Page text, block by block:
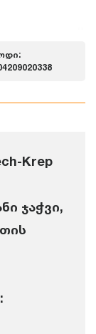
Krep
ჯაჭვი,